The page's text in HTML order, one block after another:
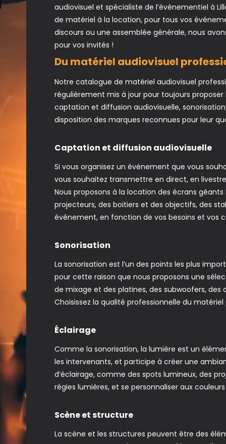
audiovisuel et spécialiste de l’événementiel à
de matériel à la location, pour tous vos
discours ou une assemblée générale, nous
pour vos invités !
Du matériel audiovisuel
Notre catalogue de matériel audiovisuel
régulièrement mis à jour pour toujours
captation et diffusion audiovisuelle,
disposition des marques reconnues pour leur
Captation et diffusion audiovisuelle
Si vous organisez un événement que vous
vous souhaitez transmettre en direct, en
Nous proposons à la location des écrans
projecteurs, des boitiers et des objectifs, des
événement, en fonction de vos besoins et vos
Sonorisation
La sonorisation est l’un des points les plus
pour cette raison que nous proposons une
de mixage et des platines, des subwoofers,
Choisissez la qualité professionnelle du
Éclairage
Comme la sonorisation, la lumière est un
les intervenants, et participe à créer une
d’éclairage, comme des spots lumineux, des
régies lumières, et se personnaliser aux
Scène et structure
La scène et les structures peuvent être des